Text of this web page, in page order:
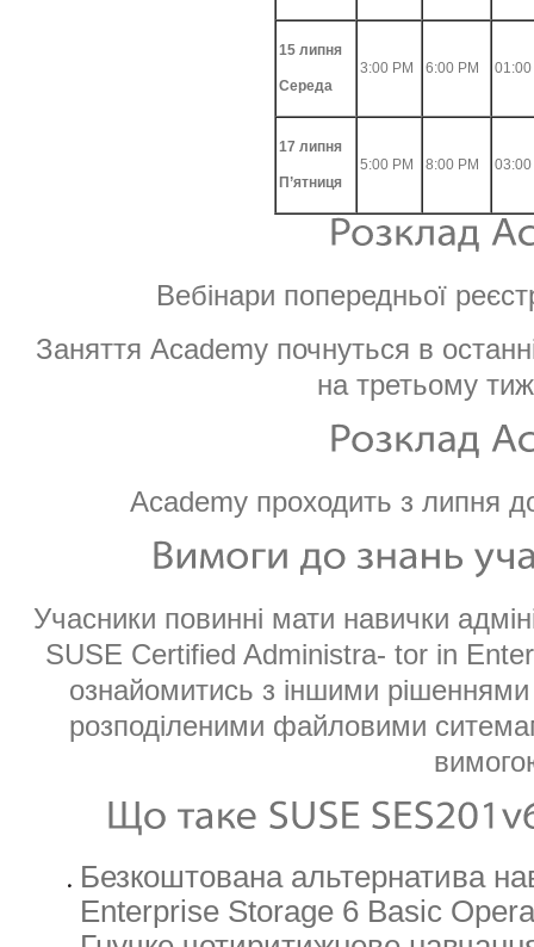
15 липня
Середа
3:00 PM 6:00 PM 01:00
17 липня
П’ятниця
5:00 PM 8:00 PM 03:00
Вебінари попередньої
Заняття Academy почнуться в
на третьому
Academy проходить з липня
Учасники повинні мати навички
SUSE Certified Administra- tor in
ознайомитись з іншими
розподіленими файловими
Безкоштована альтернатива
Enterprise Storage 6 Basic